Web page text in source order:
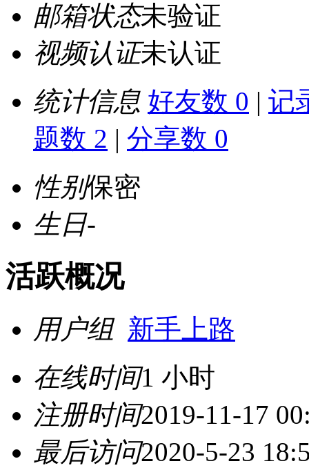
邮箱状态未验证
视频认证未认证
统计信息 好友数 0 | 记
题数 2 | 分享数 0
性别保密
生日-
活跃概况
用户组 新手上路
在线时间1 小时
注册时间2019-11-17
最后访问2020-5-23